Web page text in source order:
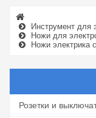
Инструмент для
Ножи для
Ножи электрика
Розетки и